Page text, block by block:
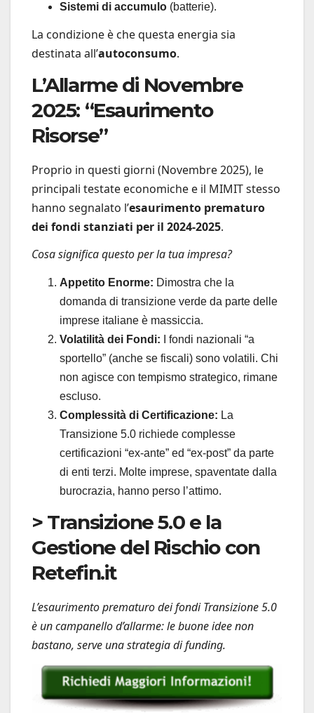
Sistemi di accumulo (batterie).
La condizione è che questa energia sia
destinata all’autoconsumo.
L’Allarme di Novembre
2025: “Esaurimento
Risorse”
Proprio in questi giorni (Novembre 2025), le
principali testate economiche e il MIMIT stesso
hanno segnalato l’esaurimento prematuro
dei fondi stanziati per il 2024-2025.
Cosa significa questo per la tua impresa?
Appetito Enorme: Dimostra che la
domanda di transizione verde da parte delle
imprese italiane è massiccia.
Volatilità dei Fondi: I fondi nazionali “a
sportello” (anche se fiscali) sono volatili. Chi
non agisce con tempismo strategico, rimane
escluso.
Complessità di Certificazione: La
Transizione 5.0 richiede complesse
certificazioni “ex-ante” ed “ex-post” da parte
di enti terzi. Molte imprese, spaventate dalla
burocrazia, hanno perso l’attimo.
> Transizione 5.0 e la
Gestione del Rischio con
Retefin.it
L’esaurimento prematuro dei fondi Transizione 5.0
è un campanello d’allarme: le buone idee non
bastano, serve una strategia di funding.